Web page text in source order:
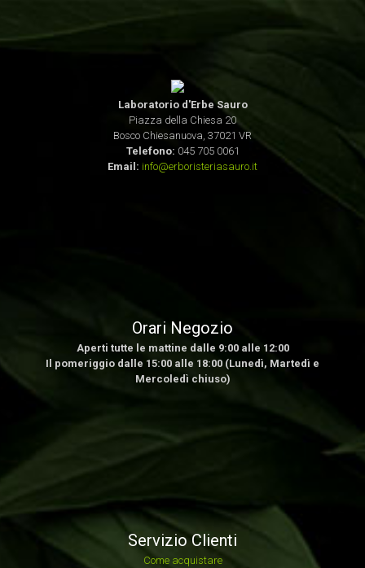
Laboratorio d'Erbe Sauro
Piazza della Chiesa 20
Bosco Chiesanuova, 37021 VR
Telefono: 045 705 0061
Email: info@erboristeriasauro.it
Orari Negozio
Aperti tutte le mattine dalle 9:00 alle 12:00
Il pomeriggio dalle 15:00 alle 18:00 (Lunedì, Martedì e
Mercoledì chiuso)
Servizio Clienti
Come acquistare